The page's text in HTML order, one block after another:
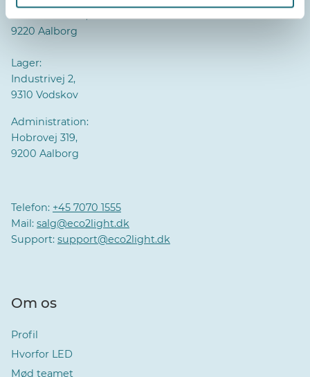
9220 Aalborg
Lager:
Industrivej 2,
9310 Vodskov
Administration:
Hobrovej 319,
9200 Aalborg
Telefon: +45 7070 1555
Mail: salg@eco2light.dk
Support: support@eco2light.dk
Om os
Profil
Hvorfor LED
Mød teamet